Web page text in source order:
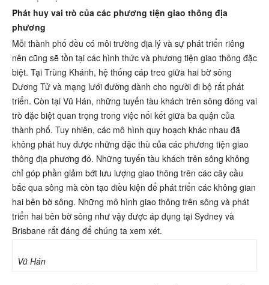
Phát huy vai trò của các phương tiện giao thông địa
phương
Mỗi thành phố đều có môi trường địa lý và sự phát triển riêng
nên cũng sẽ tồn tại các hình thức và phương tiện giao thông đặc
biệt. Tại Trùng Khánh, hệ thống cáp treo giữa hai bờ sông
Dương Tử và mạng lưới đường dành cho người đi bộ rất phát
triển. Còn tại Vũ Hán, những tuyến tàu khách trên sông đóng vai
trò đặc biệt quan trọng trong việc nối kết giữa ba quận của
thành phố. Tuy nhiên, các mô hình quy hoạch khác nhau đã
không phát huy được những đặc thù của các phương tiện giao
thông địa phương đó. Những tuyến tàu khách trên sông không
chỉ góp phần giảm bớt lưu lượng giao thông trên các cây cầu
bắc qua sông mà còn tạo điều kiện để phát triển các không gian
hai bên bờ sông. Những mô hình giao thông trên sông và phát
triển hai bên bờ sông như vậy được áp dụng tại Sydney và
Brisbane rất đáng để chúng ta xem xét.
Vũ Hán